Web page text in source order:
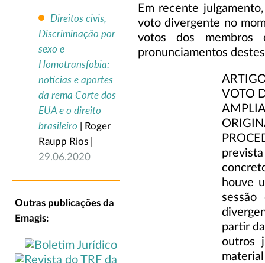
Direitos civis,
Discriminação por
sexo e
Homotransfobia:
notícias e aportes
da rema Corte dos
EUA e o direito
brasileiro | Roger
Raupp Rios |
29.06.2020
Outras publicações da
Emagis:
Em recente
voto divergente no
votos dos membros
pronunciamentos
VOTO
houve
partir
outros